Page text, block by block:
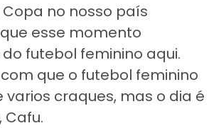
no nosso país
esse momento
futebol feminino aqui.
que o futebol feminino
craques, mas o dia é